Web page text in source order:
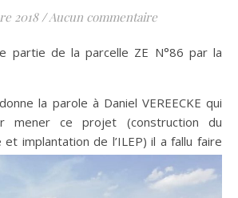
2018 /Aucun commentaire
la parole à Daniel VEREECKE qui
mener ce projet (construction du
implantation de l’ILEP) il a fallu faire